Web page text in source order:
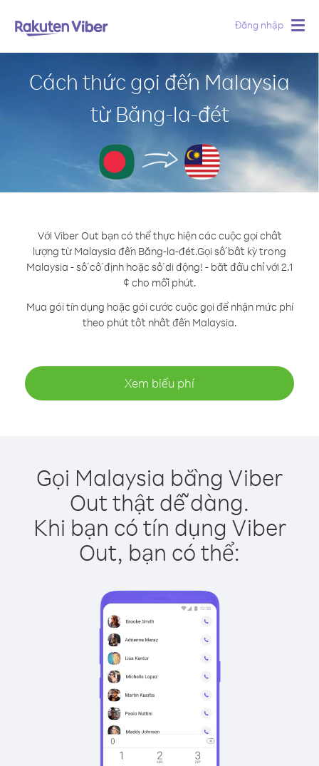
Đăng nhập
Cách thức gọi đến Malaysia
từ Băng-la-đét
Với Viber Out bạn có thể thực hiện các cuộc gọi chất
lượng từ Malaysia đến Băng-la-đét.Gọi số bất kỳ trong
Malaysia - số cố định hoặc số di động! - bắt đầu chỉ với 2.1
¢ cho mỗi phút.
Mua gói tín dụng hoặc gói cước cuộc gọi để nhận mức phí
theo phút tốt nhất đến Malaysia.
Xem biểu phí
Gọi Malaysia bằng Viber
Out thật dễ dàng.
Khi bạn có tín dụng Viber
Out, bạn có thể: